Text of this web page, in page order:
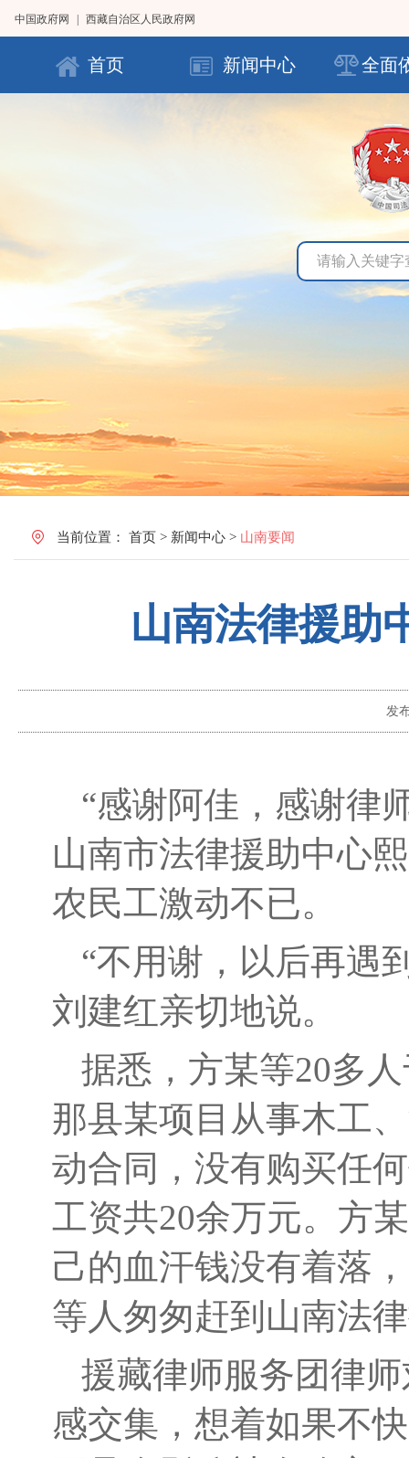
中国政府网 西藏自治区人民政府网
首页 新闻中心 全面
当前位置： 首页 > 新闻中心 > 山南要闻
山南法律援助
发
“感谢阿佳，感谢律
山南市法律援助中心
农民工激动不已。
“不用谢，以后再遇
刘建红亲切地说。
据悉，方某等20多
那县某项目从事木工
动合同，没有购买任
工资共20余万元。方
己的血汗钱没有着落
等人匆匆赶到山南法
援藏律师服务团律
感交集，想着如果不